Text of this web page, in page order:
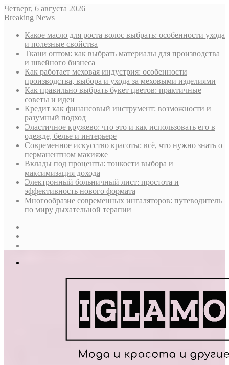
Четверг, 6 августа 2026
Breaking News
Какое масло для роста волос выбрать: особенности ухода
и полезные свойства
Ткани оптом: как выбрать материалы для производства
и швейного бизнеса
Как работает меховая индустрия: особенности
производства, выбора и ухода за меховыми изделиями
Как правильно выбрать букет цветов: практичные
советы и идеи
Кредит как финансовый инструмент: возможности и
разумный подход
Эластичное кружево: что это и как использовать его в
одежде, белье и интерьере
Современное искусство красоты: всё, что нужно знать о
перманентном макияже
Вклады под проценты: тонкости выбора и
максимизация дохода
Электронный больничный лист: простота и
эффективность нового формата
Многообразие современных ингаляторов: путеводитель
по миру дыхательной терапии